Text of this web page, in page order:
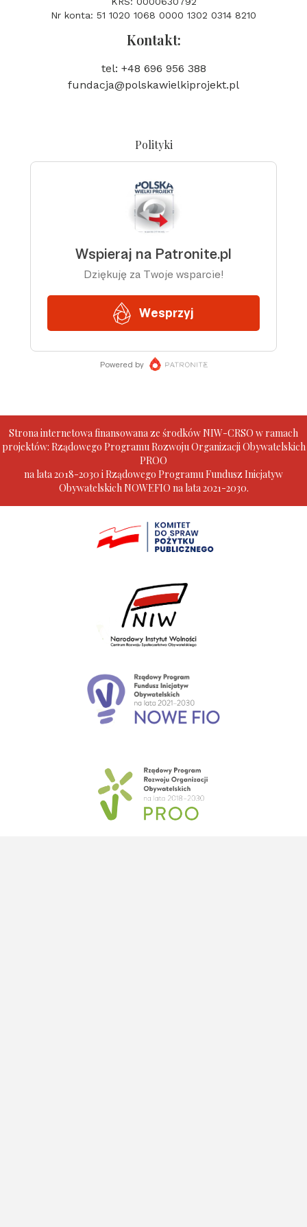
Nr konta: 51 1020 1068 0000 1302 0314 8210
Kontakt:
tel: +48 696 956 388
fundacja@polskawielkiprojekt.pl
Polityki
Strona internetowa finansowana ze środków NIW-CRSO w ramach
projektów: Rządowego Programu Rozwoju Organizacji Obywatelskich
PROO
na lata 2018-2030 i Rządowego Programu Fundusz Inicjatyw
Obywatelskich NOWEFIO na lata 2021-2030.